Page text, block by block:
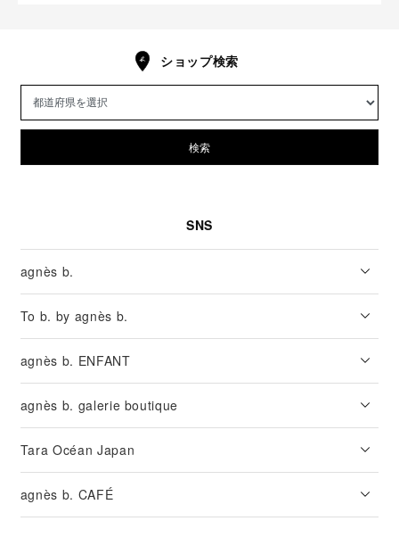
ショップ検索
検索
SNS
agnès b.
To b. by agnès b.
agnès b. ENFANT
agnès b. galerie boutique
Tara Océan Japan
agnès b. CAFÉ